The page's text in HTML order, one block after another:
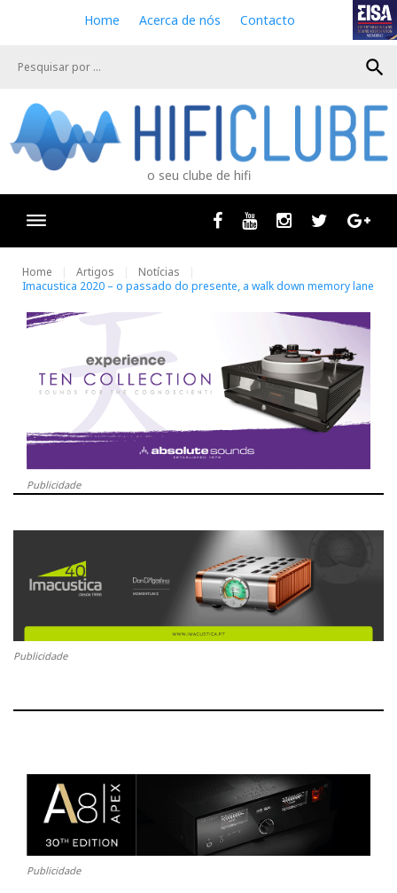
e
Home Acerca de nós Contacto
search
o seu clube de hifi
Facebook
Youtube InstagramTwitter
Home Artigos
Notícias
Imacustica 2020 – o passado do presente, a walk down memory lane
Publicidade
Publicidade
Publicidade